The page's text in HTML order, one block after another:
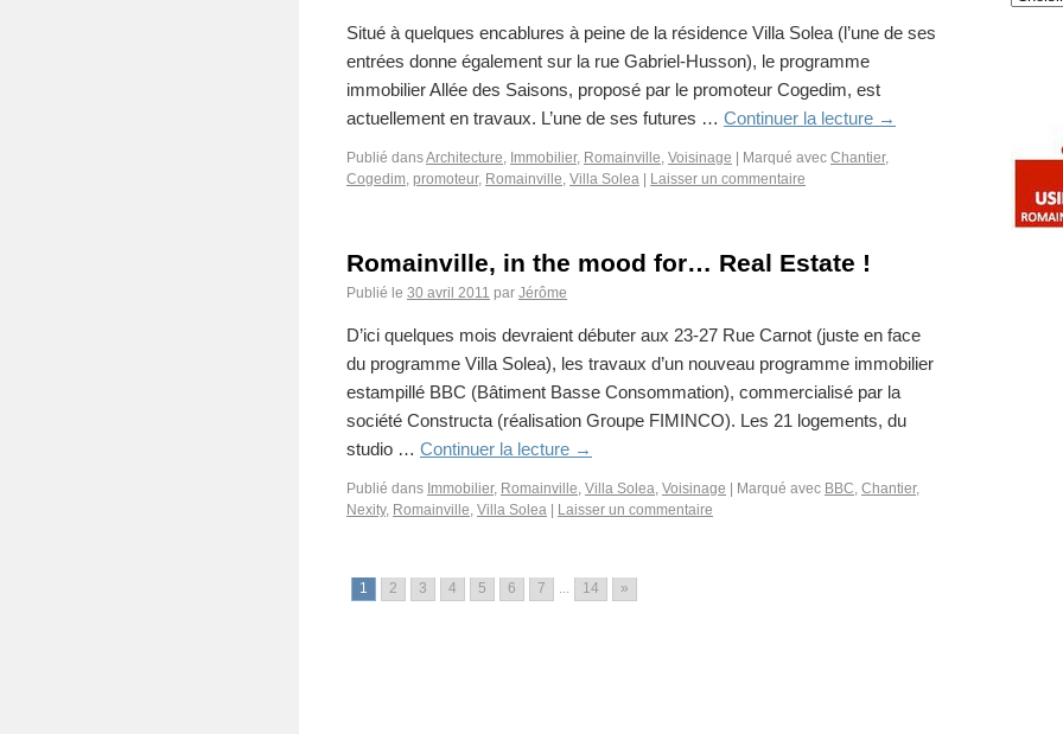
Situé à quelques encablures à peine de la résidence Villa Solea (l’une de ses
entrées donne également sur la rue Gabriel-Husson), le programme
immobilier Allée des Saisons, proposé par le promoteur Cogedim, est
actuellement en travaux. L’une de ses futures … Continuer la lecture →
Publié dansArchitecture, Immobilier, Romainville, Voisinage Marqué avec Chantier,
Cogedim, promoteur, Romainville, Villa Solea Laisser un commentaire
Romainville, in the mood for… Real Estate !
Publié le 30 avril 2011 par Jérôme
D’ici quelques mois devraient débuter aux 23-27 Rue Carnot (juste en face
du programme Villa Solea), les travaux d’un nouveau programme immobilier
estampillé BBC (Bâtiment Basse Consommation), commercialisé par la
société Constructa (réalisation Groupe FIMINCO). Les 21 logements, du
studio … Continuer la lecture →
Publié dans Immobilier, Romainville, Villa Solea, Voisinage Marqué avec BBC, Chantier,
Nexity, Romainville, Villa Solea Laisser un commentaire
1 2 3 4 5 6 7 ... 14 »